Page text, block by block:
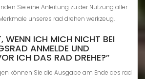
Sie eine Anleitung zu der Nutzung aller
unseres rad drehen werkzeug.
WENN ICH MICH NICHT BEI
ANMELDE UND
ICH DAS RAD DREHE?”
können Sie die Ausgabe am Ende des rad